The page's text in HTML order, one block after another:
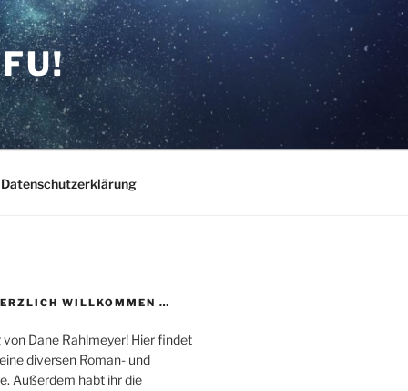
Datenschutzerklärung
WILLKOMMEN …
Dane Rahlmeyer! Hier findet
diversen Roman- und
Außerdem habt ihr die